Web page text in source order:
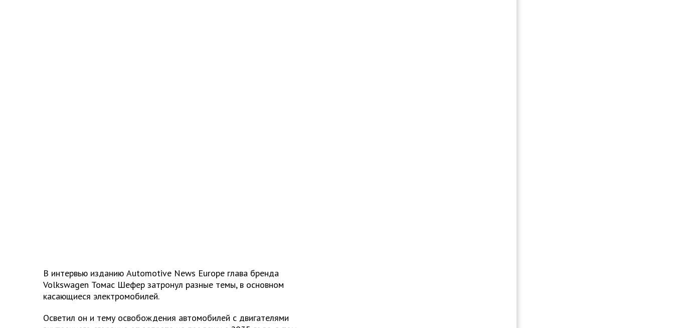
В интервью изданию Automotive News Europe глава бренда
Volkswagen Томас Шефер затронул разные темы, в основном
касающиеся электромобилей.
Осветил он и тему освобождения автомобилей с двигателями